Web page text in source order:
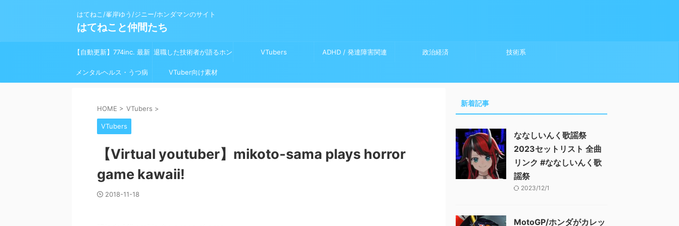
はてねこ/峯岸ゆう/ジニー/ホンダマンのサイト
はてねこと仲間たち
【自動更新】774inc. 最新
ライブスケジュール
退職した技術者が語るホン
ダの問題 迫りくる末路 ～
VTubers ADHD / 発達障害関連 政治経済 技術系
メンタルヘルス・うつ病 VTuber向け素材
HOME > VTubers >
VTubers
【Virtual youtuber】mikoto-sama plays horror
game kawaii!
2018-11-18
新着記事
ななしいんく歌謡祭
2023セットリスト 全曲
リンク #ななしいんく歌
謡祭
2023/12/1
MotoGP/ホンダがカレッ